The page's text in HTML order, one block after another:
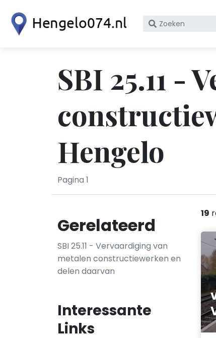
Zoek
KvK
nummer
SBI 25.11 -
Hengelo
Pagina 1
Gerelateerd
SBI 25.11 - Vervaardiging van
metalen constructiewerken en
delen daarvan
Interessante
Links
19